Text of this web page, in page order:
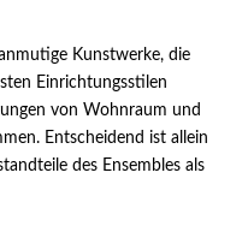
Kunstwerke, die
Einrichtungsstilen
von Wohnraum und
Entscheidend ist allein
des Ensembles als